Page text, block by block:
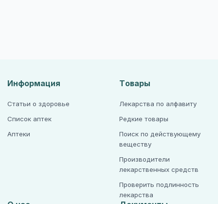
Информация
Статьи о здоровье
Список аптек
Аптеки
Товары
Лекарства по алфавиту
Редкие товары
Поиск по действующему
веществу
Производители
лекарственных средств
Проверить подлинность
лекарства